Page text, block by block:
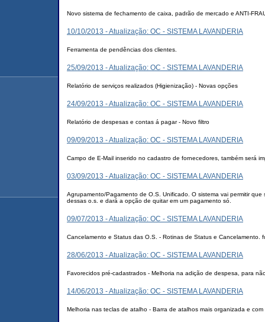
Novo sistema de fechamento de caixa, padrão de mercado e ANTI-
10/10/2013 - Atualização: OC - SISTEMA LAVANDERIA
Ferramenta de pendências dos clientes.
25/09/2013 - Atualização: OC - SISTEMA LAVANDERIA
Relatório de serviços realizados (Higienização) - Novas opções
24/09/2013 - Atualização: OC - SISTEMA LAVANDERIA
Relatório de despesas e contas á pagar - Novo filtro
09/09/2013 - Atualização: OC - SISTEMA LAVANDERIA
Campo de E-Mail inserido no cadastro de fornecedores, também será
03/09/2013 - Atualização: OC - SISTEMA LAVANDERIA
Agrupamento/Pagamento de O.S. Unificado. O sistema vai permitir
dessas o.s. e dará a opção de quitar em um pagamento só.
09/07/2013 - Atualização: OC - SISTEMA LAVANDERIA
Cancelamento e Status das O.S. - Rotinas de Status e Cancelamento.
28/06/2013 - Atualização: OC - SISTEMA LAVANDERIA
Favorecidos pré-cadastrados - Melhoria na adição de despesa, para
14/06/2013 - Atualização: OC - SISTEMA LAVANDERIA
Melhoria nas teclas de atalho - Barra de atalhos mais organizada e com